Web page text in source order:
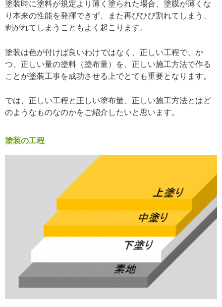
塗装時に塗料が規定より薄く塗られた場合、塗膜が薄くな
り本来の性能を発揮できず、また再びひび割れてしまう、
剥がれてしまうこともよく起こります。
塗装は色が付けば良いわけではなく、正しい工程で、か
つ、正しい量の塗料（塗布量）を、正しい施工方法で作る
ことが塗装工事を成功させる上でとても重要となります。
では、正しい工程と正しい塗布量、正しい施工方法とはど
のようなものなのかをご紹介したいと思います。
塗装の工程